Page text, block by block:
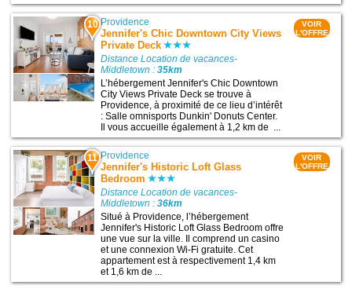
10 Providence
Jennifer's Chic Downtown City Views
Private Deck
Distance Location de vacances-
Middletown :35km
L’hébergement Jennifer's Chic Downtown
City Views Private Deck se trouve à
Providence, à proximité de ce lieu d’intérêt
: Salle omnisports Dunkin' Donuts Center.
Il vous accueille également à 1,2 km de ...
VOIR
L'OFFRE
11 Providence
Jennifer's Historic Loft Glass
Bedroom
Distance Location de vacances-
Middletown :36km
Situé à Providence, l’hébergement
Jennifer's Historic Loft Glass Bedroom offre
une vue sur la ville. Il comprend un casino
et une connexion Wi-Fi gratuite. Cet
appartement est à respectivement 1,4 km
et 1,6 km de ...
VOIR
L'OFFRE